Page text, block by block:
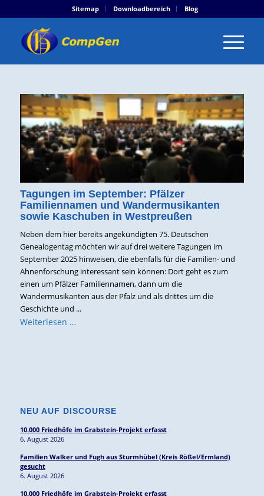
Sitemap Downloadbereich Blog
Tagungen im September: Pfälzer
Familiennamen und Wandermusikanten
sowie Kaschuben in Westpreußen
Neben dem hier bereits angekündigten 75. Deutschen
Genealogentag möchten wir auf drei weitere Tagungen im
September 2025 hinweisen, die ebenfalls für die Familien- und
Ahnenforschung interessant sein können: Dort geht es zum
einen um Pfälzer Familiennamen, dann um die
Wandermusikanten aus der Pfalz und als drittes um die
Geschichte und ...
Weiterlesen …
NEU AUF DISCOURSE
10.000 Friedhöfe im Grabstein-Projekt erfasst
6. August 2026
Familien Walker und Fugh aus Sturmhübel (Kreis Rößel/Ermland)
gesucht
6. August 2026
10.000 Friedhöfe im Grabstein-Projekt erfasst